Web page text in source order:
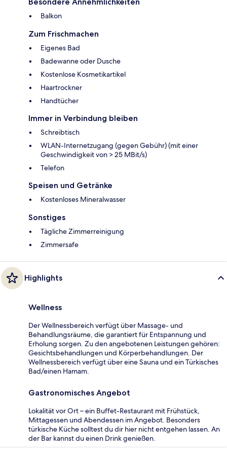
Balkon
Zum Frischmachen
Eigenes Bad
Badewanne oder Dusche
Kostenlose Kosmetikartikel
Haartrockner
Handtücher
Immer in Verbindung bleiben
Schreibtisch
WLAN-Internetzugang (gegen Gebühr) (mit einer
Geschwindigkeit von > 25 MBit/s)
Telefon
Speisen und Getränke
Kostenloses Mineralwasser
Sonstiges
Tägliche Zimmerreinigung
Zimmersafe
Highlights
Wellness
Der Wellnessbereich verfügt über Massage- und
Behandlungsräume, die garantiert für Entspannung und
Erholung sorgen. Zu den angebotenen Leistungen gehören:
Gesichtsbehandlungen und Körperbehandlungen. Der
Wellnessbereich verfügt über eine Sauna und ein Türkisches
Bad/einen Hamam.
Gastronomisches Angebot
Lokalität vor Ort – ein Buffet-Restaurant mit Frühstück,
Mittagessen und Abendessen im Angebot. Besonders
türkische Küche solltest du dir hier nicht entgehen lassen. An
der Bar kannst du einen Drink genießen.